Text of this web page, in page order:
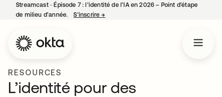
Streamcast ‑ Épisode 7 : l’identité de l’IA en 2026 – Point d’étape
de milieu d’année.
S’inscrire→
RESOURCES
L’identité pour des